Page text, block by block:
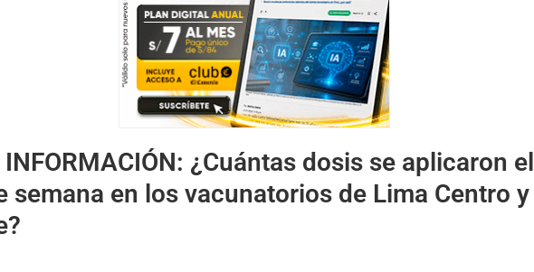
¿Cuántas dosis se aplicaron el
semana en los vacunatorios de Lima Centro y